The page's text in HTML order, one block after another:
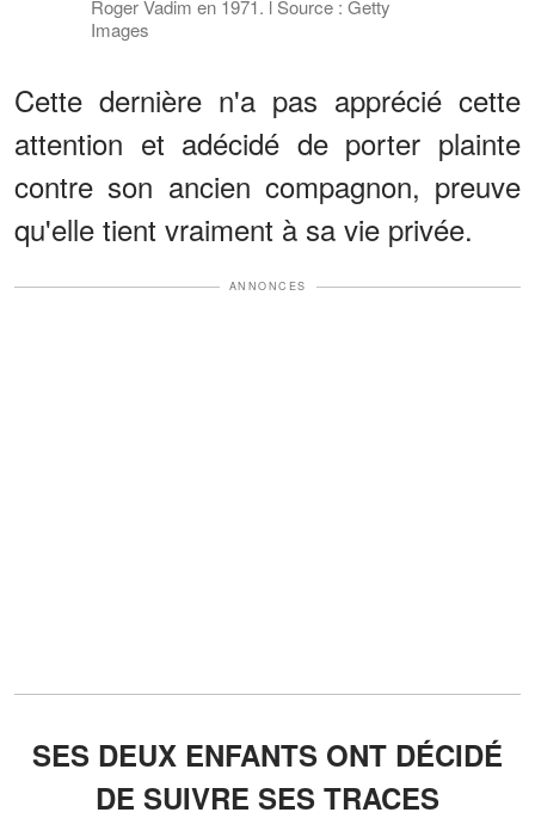
Roger Vadim en 1971. l Source : Getty
Images
Cette dernière n'a pas apprécié cette
attention et adécidé de porter plainte
contre son ancien compagnon, preuve
qu'elle tient vraiment à sa vie privée.
ANNONCES
SES DEUX ENFANTS ONT DÉCIDÉ
DE SUIVRE SES TRACES